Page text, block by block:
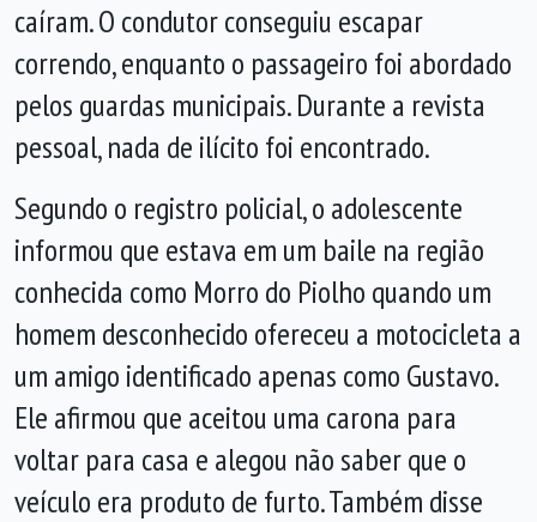
caíram. O condutor conseguiu escapar
correndo, enquanto o passageiro foi abordado
pelos guardas municipais. Durante a revista
pessoal, nada de ilícito foi encontrado.
Segundo o registro policial, o adolescente
informou que estava em um baile na região
conhecida como Morro do Piolho quando um
homem desconhecido ofereceu a motocicleta a
um amigo identificado apenas como Gustavo.
Ele afirmou que aceitou uma carona para
voltar para casa e alegou não saber que o
veículo era produto de furto. Também disse